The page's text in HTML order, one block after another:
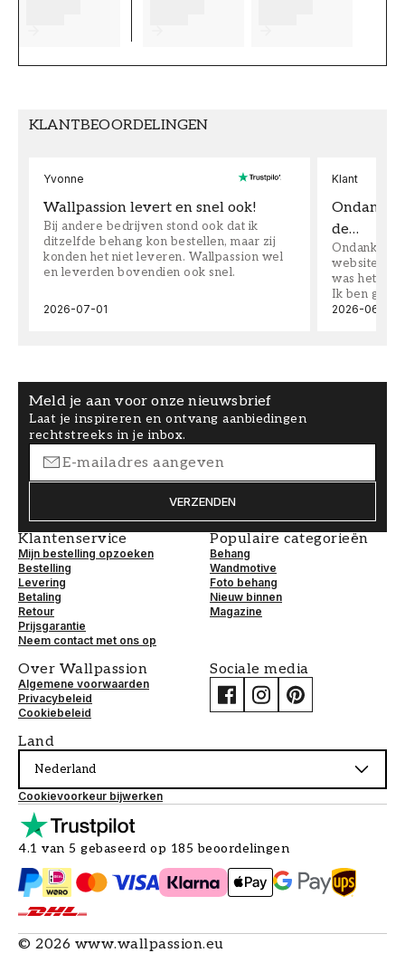
KLANTBEOORDELINGEN
Yvonne
Wallpassion levert en snel ook!
Bij andere bedrijven stond ook dat ik
ditzelfde behang kon bestellen, maar zij
konden het niet leveren. Wallpassion wel
en leverden bovendien ook snel.
2026-07-01
Klant
Ondanks
de…
Ondanks
website
was het
Ik ben
2026-06-08
Meld je aan voor onze nieuwsbrief
Laat je inspireren en ontvang aanbiedingen
rechtstreeks in je inbox.
VERZENDEN
Klantenservice
Mijn bestelling opzoeken
Bestelling
Levering
Betaling
Retour
Prijsgarantie
Neem contact met ons op
Populaire categorieën
Behang
Wandmotive
Foto behang
Nieuw binnen
Magazine
Over Wallpassion
Algemene voorwaarden
Privacybeleid
Cookiebeleid
Sociale media
Land
Nederland
Cookievoorkeur bijwerken
4.1 van 5 gebaseerd op 185 beoordelingen
© 2026 www.wallpassion.eu